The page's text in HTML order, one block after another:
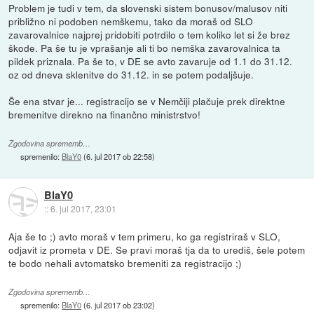
Problem je tudi v tem, da slovenski sistem bonusov/malusov niti
približno ni podoben nemškemu, tako da moraš od SLO
zavarovalnice najprej pridobiti potrdilo o tem koliko let si že brez
škode. Pa še tu je vprašanje ali ti bo nemška zavarovalnica ta
pildek priznala. Pa še to, v DE se avto zavaruje od 1.1 do 31.12.
oz od dneva sklenitve do 31.12. in se potem podaljšuje.
Še ena stvar je... registracijo se v Nemčiji plačuje prek direktne
bremenitve direkno na finančno ministrstvo!
Zgodovina sprememb…
spremenilo: BlaY0(6. jul 2017 ob 22:58)
BlaY0
::6. jul 2017, 23:01
Aja še to ;) avto moraš v tem primeru, ko ga registriraš v SLO,
odjavit iz prometa v DE. Se pravi moraš tja da to urediš, šele potem
te bodo nehali avtomatsko bremeniti za registracijo ;)
Zgodovina sprememb…
spremenilo: BlaY0(6. jul 2017 ob 23:02)